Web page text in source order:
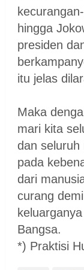
hingga
presiden
itu jelas
Maka
mari kita
dan seluruh
pada
dari
curang
Bangsa.
*) Praktisi